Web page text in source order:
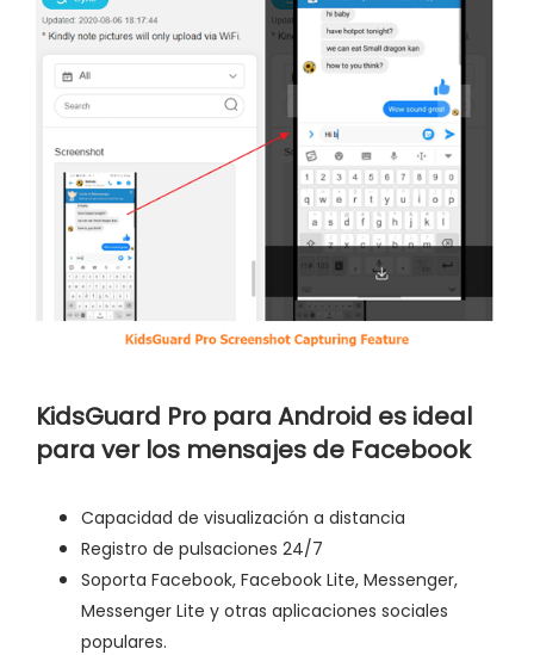
KidsGuard Pro para Android es ideal
para ver los mensajes de Facebook
Capacidad de visualización a distancia
Registro de pulsaciones 24/7
Soporta Facebook, Facebook Lite, Messenger,
Messenger Lite y otras aplicaciones sociales
populares.